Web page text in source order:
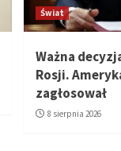
Świat
Ważna
Rosji.
zagłosował
8 sierpnia 2026